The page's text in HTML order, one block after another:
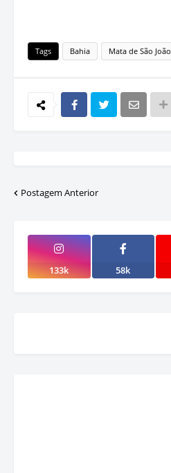
Tags Bahia Mata de São João
Postagem Anterior
133k 58k